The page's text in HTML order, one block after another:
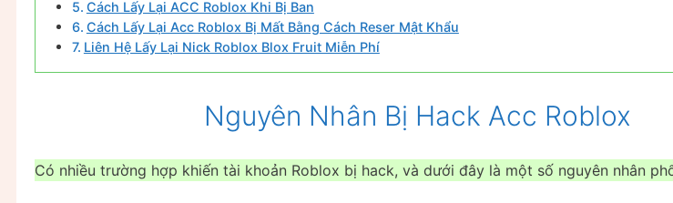
Cách Lấy Lại ACC Roblox Khi Bị Ban
Cách Lấy Lại Acc Roblox Bị Mất Bằng Cách Reser Mật Khẩu
Liên Hệ Lấy Lại Nick Roblox Blox Fruit Miễn Phí
Nguyên Nhân Bị Hack Acc Roblox
Có nhiều trường hợp khiến tài khoản Roblox bị hack, và dưới đây là một số nguyên nhân